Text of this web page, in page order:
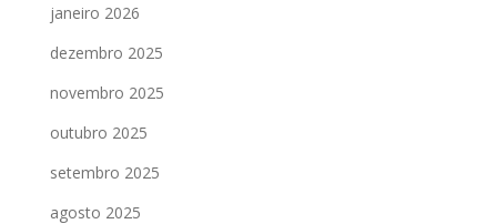
janeiro 2026
dezembro 2025
novembro 2025
outubro 2025
setembro 2025
agosto 2025